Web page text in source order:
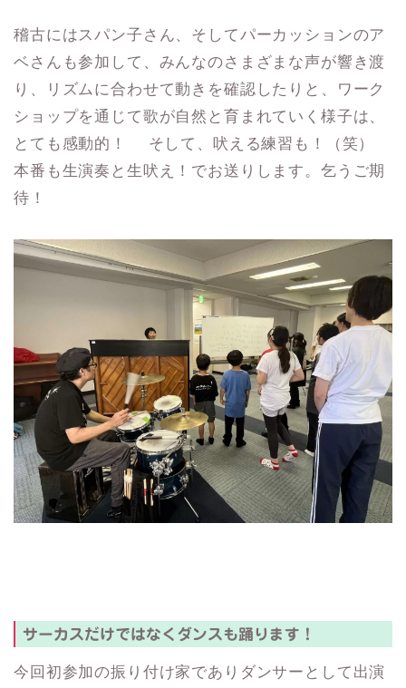
稽古にはスパン子さん、そしてパーカッションのア
ベさんも参加して、みんなのさまざまな声が響き渡
り、リズムに合わせて動きを確認したりと、ワーク
ショップを通じて歌が自然と育まれていく様子は、
とても感動的！ そして、吠える練習も！（笑）
本番も生演奏と生吠え！でお送りします。乞うご期
待！
サーカスだけではなくダンスも踊ります！
今回初参加の振り付け家でありダンサーとして出演